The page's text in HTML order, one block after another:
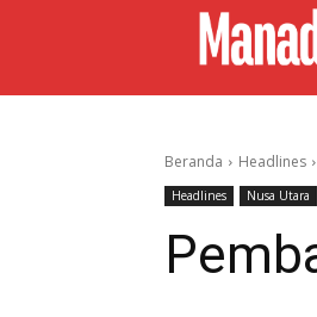
Beranda Headlines
Headlines Nusa Utara